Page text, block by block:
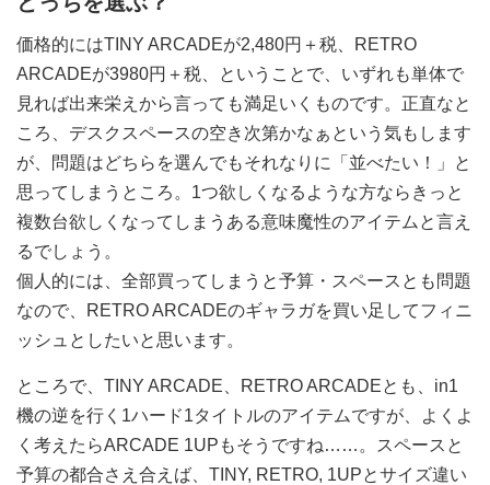
価格的にはTINY ARCADEが2,480円＋税、RETRO
ARCADEが3980円＋税、ということで、いずれも単体で
見れば出来栄えから言っても満足いくものです。正直なと
ころ、デスクスペースの空き次第かなぁという気もします
が、問題はどちらを選んでもそれなりに「並べたい！」と
思ってしまうところ。1つ欲しくなるような方ならきっと
複数台欲しくなってしまうある意味魔性のアイテムと言え
るでしょう。
個人的には、全部買ってしまうと予算・スペースとも問題
なので、RETRO ARCADEのギャラガを買い足してフィニ
ッシュとしたいと思います。
ところで、TINY ARCADE、RETRO ARCADEとも、in1
機の逆を行く1ハード1タイトルのアイテムですが、よくよ
く考えたらARCADE 1UPもそうですね……。スペースと
予算の都合さえ合えば、TINY, RETRO, 1UPとサイズ違い